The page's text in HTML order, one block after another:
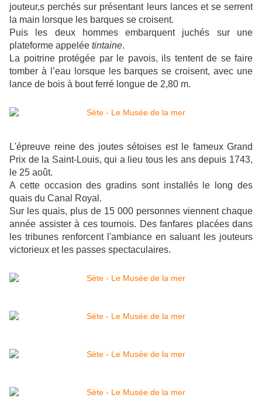
jouteur,s perchés sur présentant leurs lances et se serrent
la main lorsque les barques se croisent.
Puis les deux hommes embarquent juchés sur une
plateforme appelée tintaine.
La poitrine protégée par le pavois, ils tentent de se faire
tomber à l’eau lorsque les barques se croisent, avec une
lance de bois à bout ferré longue de 2,80 m.
L'épreuve reine des joutes sétoises est le fameux Grand
Prix de la Saint-Louis, qui a lieu tous les ans depuis 1743,
le 25 août.
A cette occasion des gradins sont installés le long des
quais du Canal Royal.
Sur les quais, plus de 15 000 personnes viennent chaque
année assister à ces tournois. Des fanfares placées dans
les tribunes renforcent l'ambiance en saluant les jouteurs
victorieux et les passes spectaculaires.